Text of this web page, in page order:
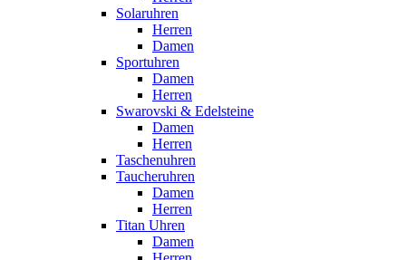
Solaruhren
Herren
Damen
Sportuhren
Damen
Herren
Swarovski & Edelsteine
Damen
Herren
Taschenuhren
Taucheruhren
Damen
Herren
Titan Uhren
Damen